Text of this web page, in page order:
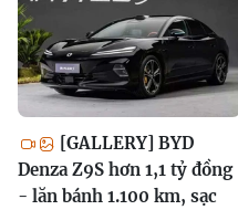
[GALLERY] BYD
Denza Z9S hơn 1,1 tỷ đồng
- lăn bánh 1.100 km, sạc